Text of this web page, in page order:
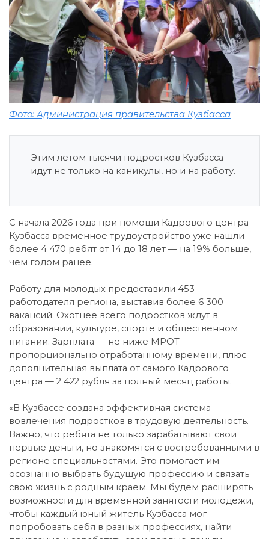
Фото: Администрация правительства Кузбасса
Этим летом тысячи подростков Кузбасса
идут не только на каникулы, но и на работу.
С начала 2026 года при помощи Кадрового центра
Кузбасса временное трудоустройство уже нашли
более 4 470 ребят от 14 до 18 лет — на 19% больше,
чем годом ранее.
Работу для молодых предоставили 453
работодателя региона, выставив более 6 300
вакансий. Охотнее всего подростков ждут в
образовании, культуре, спорте и общественном
питании. Зарплата — не ниже МРОТ
пропорционально отработанному времени, плюс
дополнительная выплата от самого Кадрового
центра — 2 422 рубля за полный месяц работы.
«В Кузбассе создана эффективная система
вовлечения подростков в трудовую деятельность.
Важно, что ребята не только зарабатывают свои
первые деньги, но знакомятся с востребованными в
регионе специальностями. Это помогает им
осознанно выбрать будущую профессию и связать
свою жизнь с родным краем. Мы будем расширять
возможности для временной занятости молодёжи,
чтобы каждый юный житель Кузбасса мог
попробовать себя в разных профессиях, найти